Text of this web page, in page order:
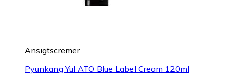
Ansigtscremer
Pyunkang Yul ATO Blue Label Cream 120ml